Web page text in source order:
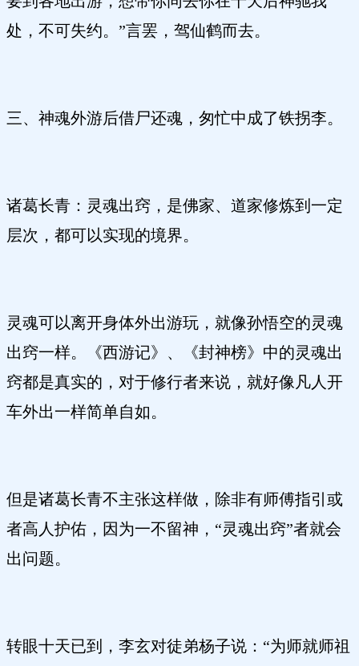
处，不可失约。”言罢，驾仙鹤而去。
三、神魂外游后借尸还魂，匆忙中成了铁拐李。
诸葛长青：灵魂出窍，是佛家、道家修炼到一定
层次，都可以实现的境界。
灵魂可以离开身体外出游玩，就像孙悟空的灵魂
出窍一样。《西游记》、《封神榜》中的灵魂出
窍都是真实的，对于修行者来说，就好像凡人开
车外出一样简单自如。
但是诸葛长青不主张这样做，除非有师傅指引或
者高人护佑，因为一不留神，“灵魂出窍”者就会
出问题。
转眼十天已到，李玄对徒弟杨子说：“为师就师祖